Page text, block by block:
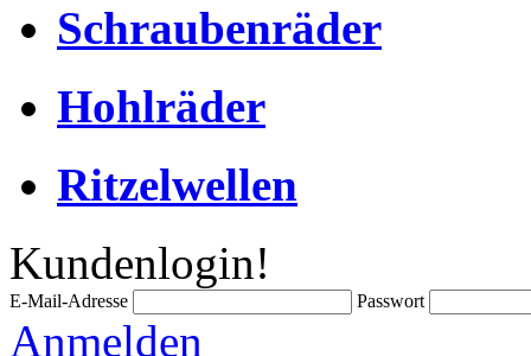
Schraubenräder
Hohlräder
Ritzelwellen
Kundenlogin!
E-Mail-Adresse Passwort
Anmelden